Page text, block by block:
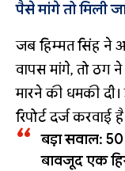
पैसे मांगे तो मिली
जब हिम्मत सिंह ने
वापस मांगे, तो ठग
मारने की धमकी
रिपोर्ट दर्ज करवाई
बड़ा सवाल: 50
बावजूद एक